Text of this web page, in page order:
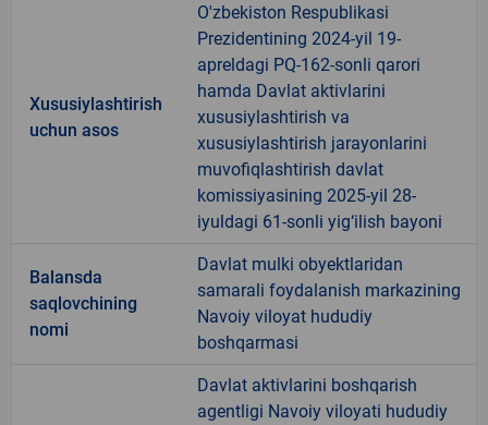
Xususiylashtirish
uchun asos
O'zbekiston Respublikasi
Prezidentining 2024-yil 19-
apreldagi PQ-162-sonli qarori
hamda Davlat aktivlarini
xususiylashtirish va
xususiylashtirish jarayonlarini
muvofiqlashtirish davlat
komissiyasining 2025-yil 28-
iyuldagi 61-sonli yig‘ilish bayoni
Balansda
saqlovchining
nomi
Davlat mulki obyektlaridan
samarali foydalanish markazining
Navoiy viloyat hududiy
boshqarmasi
Davlat aktivlarini boshqarish
agentligi Navoiy viloyati hududiy